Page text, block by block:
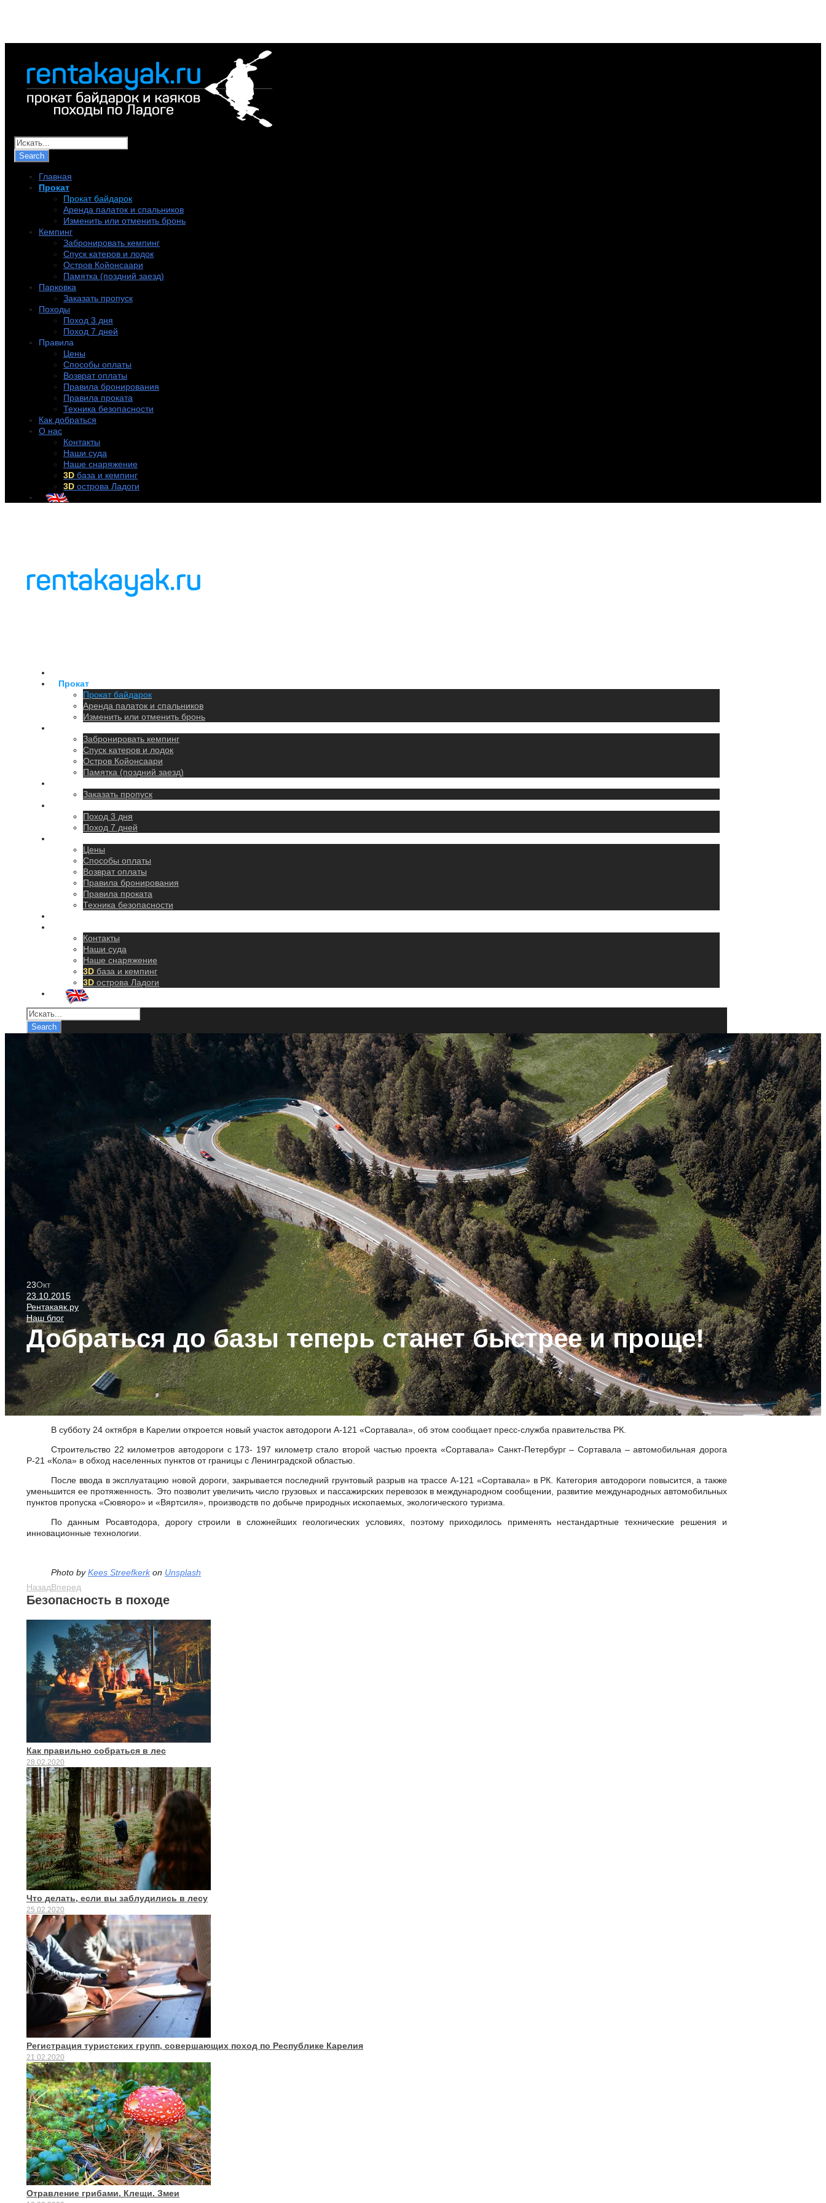
Главная
Прокат
Прокат байдарок
Аренда палаток и спальников
Изменить или отменить бронь
Кемпинг
Забронировать кемпинг
Спуск катеров и лодок
Остров Койонсаари
Памятка (поздний заезд)
Парковка
Заказать пропуск
Походы
Поход 3 дня
Поход 7 дней
Правила
Цены
Способы оплаты
Возврат оплаты
Правила бронирования
Правила проката
Техника безопасности
Как добраться
О нас
Контакты
Наши суда
Наше снаряжение
3D база и кемпинг
3D острова Ладоги
Прокат
Прокат байдарок
Аренда палаток и спальников
Изменить или отменить бронь
Забронировать кемпинг
Спуск катеров и лодок
Остров Койонсаари
Памятка (поздний заезд)
Заказать пропуск
Поход 3 дня
Поход 7 дней
Цены
Способы оплаты
Возврат оплаты
Правила бронирования
Правила проката
Техника безопасности
Контакты
Наши суда
Наше снаряжение
3D база и кемпинг
3D острова Ладоги
23Окт
23.10.2015
Рентакаяк.ру
Наш блог
Добраться до базы теперь станет быстрее и проще!
В субботу 24 октября в Карелии откроется новый участок автодороги А-121 «Сортавала», об этом сообщает пресс-служба правительства РК.
Строительство 22 километров автодороги с 173- 197 километр стало второй частью проекта «Сортавала» Санкт-Петербург – Сортавала – автомобильная дорога
Р-21 «Кола» в обход населенных пунктов от границы с Ленинградской областью.
После ввода в эксплуатацию новой дороги, закрывается последний грунтовый разрыв на трассе А-121 «Сортавала» в РК. Категория автодороги повысится, а также
уменьшится ее протяженность. Это позволит увеличить число грузовых и пассажирских перевозок в международном сообщении, развитие международных автомобильных
пунктов пропуска «Сювяоро» и «Вяртсиля», производств по добыче природных ископаемых, экологического туризма.
По данным Росавтодора, дорогу строили в сложнейших геологических условиях, поэтому приходилось применять нестандартные технические решения и
инновационные технологии.
Photo byKees Streefkerkon Unsplash
НазадВперед
Безопасность в походе
Как правильно собраться в лес
28.02.2020
Что делать, если вы заблудились в лесу
25.02.2020
Регистрация туристских групп, совершающих поход по Республике Карелия
21.02.2020
Отравление грибами. Клещи. Змеи